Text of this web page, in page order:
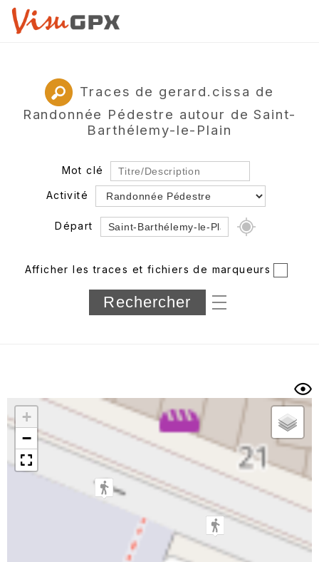
Traces de gerard.cissa de
Randonnée Pédestre autour de Saint-
Barthélemy-le-Plain
Mot clé
Activité
Départ
Département
Longueur min/max
Trier par
Horodatage Photos
Afficher les traces et fichiers de marqueurs
+
−